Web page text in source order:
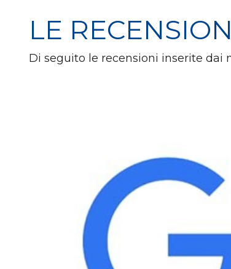
LE
Di seguito le recensioni inserite dai